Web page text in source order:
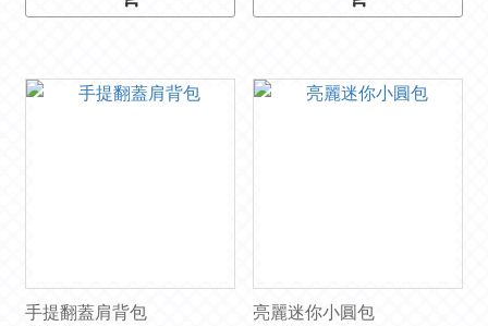
手提翻蓋肩背包 亮麗迷你小圓包